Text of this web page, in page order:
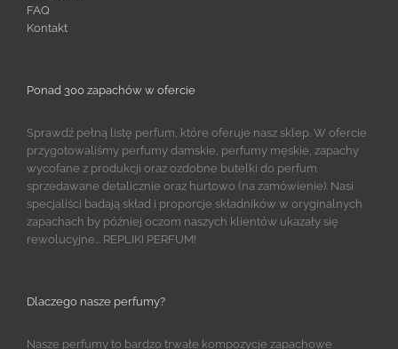
FAQ
Kontakt
Ponad 300 zapachów w ofercie
Sprawdź pełną listę perfum, które oferuje nasz sklep. W ofercie
przygotowaliśmy perfumy damskie, perfumy męskie, zapachy
wycofane z produkcji oraz ozdobne butelki do perfum
sprzedawane detalicznie oraz hurtowo (na zamówienie). Nasi
specjaliści badają skład i proporcje składników w oryginalnych
zapachach by później oczom naszych klientów ukazały się
rewolucyjne... REPLIKI PERFUM!
Dlaczego nasze perfumy?
Nasze perfumy to bardzo trwałe kompozycje zapachowe